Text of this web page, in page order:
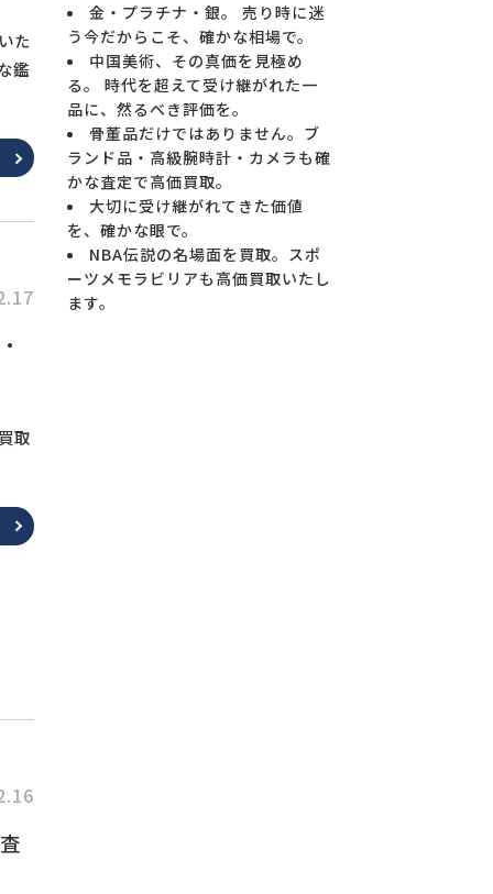
た
鑑
取
金・プラチナ・銀。 売り時に迷
う今だからこそ、確かな相場で。
中国美術、その真価を見極め
る。 時代を超えて受け継がれた一
品に、然るべき評価を。
骨董品だけではありません。ブ
ランド品・高級腕時計・カメラも確
かな査定で高価買取。
大切に受け継がれてきた価値
を、確かな眼で。
NBA伝説の名場面を買取。スポ
ーツメモラビリアも高価買取いたし
ます。